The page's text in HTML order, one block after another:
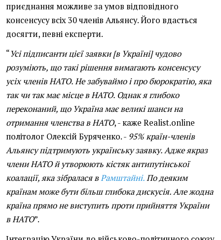
приєднання можливе за умов відповідного
консенсусу всіх 30 членів Альянсу. Його вдасться
досягти, певні експерти.
“Усі підписанти цієї заявки [в Україні] чудово
розуміють, що такі рішення вимагають консенсусу
усіх членів НАТО. Не забуваймо і про бюрократію, яка
так чи так має місце в НАТО. Однак я глибоко
переконаний, що Україна має великі шанси на
отримання членства в НАТО, - каже Realist.online
політолог Олексій Буряченко. - 95% країн-членів
Альянсу підтримують українську заявку. Адже якраз
члени НАТО й утворюють кістяк антипутінської
коалації, яка зібралася вРамштайні.По деяким
країнам може бути більш глибока дискусія. Але жодна
країна прямо не виступить проти прийняття України
в НАТО”.